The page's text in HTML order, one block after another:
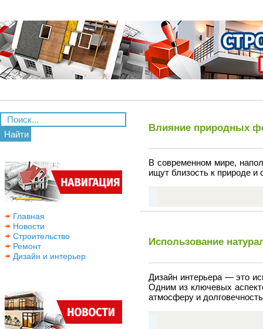
Найти
Главная
Новости
Строительство
Ремонт
Дизайн и интерьер
Влияние природных
В современном мире,
ищут близость к природе и
Использование
Дизайн интерьера — это
Одним из ключевых
атмосферу и